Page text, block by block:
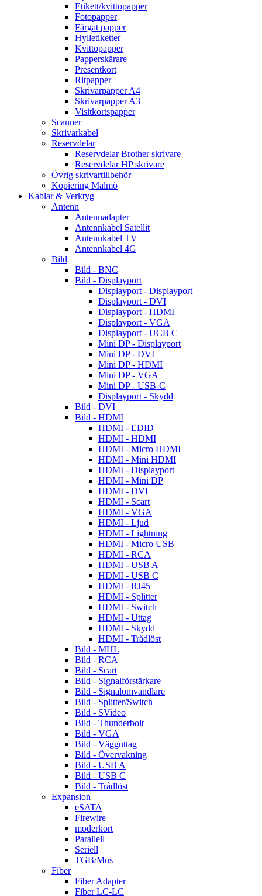
Etikett/kvittopapper
Fotopapper
Färgat papper
Hylletiketter
Kvittopapper
Papperskärare
Presentkort
Ritpapper
Skrivarpapper A4
Skrivarpapper A3
Visitkortspapper
Scanner
Skrivarkabel
Reservdelar
Reservdelar Brother skrivare
Reservdelar HP skrivare
Övrig skrivartillbehör
Kopiering Malmö
Kablar & Verktyg
Antenn
Antennadapter
Antennkabel Satellit
Antennkabel TV
Antennkabel 4G
Bild
Bild - BNC
Bild - Displayport
Displayport - Displayport
Displayport - DVI
Displayport - HDMI
Displayport - VGA
Displayport - UCB C
Mini DP - Displayport
Mini DP - DVI
Mini DP - HDMI
Mini DP - VGA
Mini DP - USB-C
Displayport - Skydd
Bild - DVI
Bild - HDMI
HDMI - EDID
HDMI - HDMI
HDMI - Micro HDMI
HDMI - Mini HDMI
HDMI - Displayport
HDMI - Mini DP
HDMI - DVI
HDMI - Scart
HDMI - VGA
HDMI - Ljud
HDMI - Lightning
HDMI - Micro USB
HDMI - RCA
HDMI - USB A
HDMI - USB C
HDMI - RJ45
HDMI - Splitter
HDMI - Switch
HDMI - Uttag
HDMI - Skydd
HDMI - Trådlöst
Bild - MHL
Bild - RCA
Bild - Scart
Bild - Signalförstärkare
Bild - Signalomvandlare
Bild - Splitter/Switch
Bild - SVideo
Bild - Thunderbolt
Bild - VGA
Bild - Vägguttag
Bild - Övervakning
Bild - USB A
Bild - USB C
Bild - Trådlöst
Expansion
eSATA
Firewire
moderkort
Parallell
Seriell
TGB/Mus
Fiber
Fiber Adapter
Fiber LC-LC